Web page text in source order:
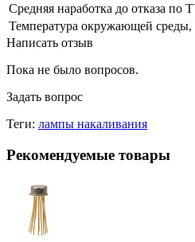
Средняя наработка до отказа по
Температура окружающей среды,
Написать отзыв
Пока не было вопросов.
Задать вопрос
Теги: лампы накаливания
Рекомендуемые товары